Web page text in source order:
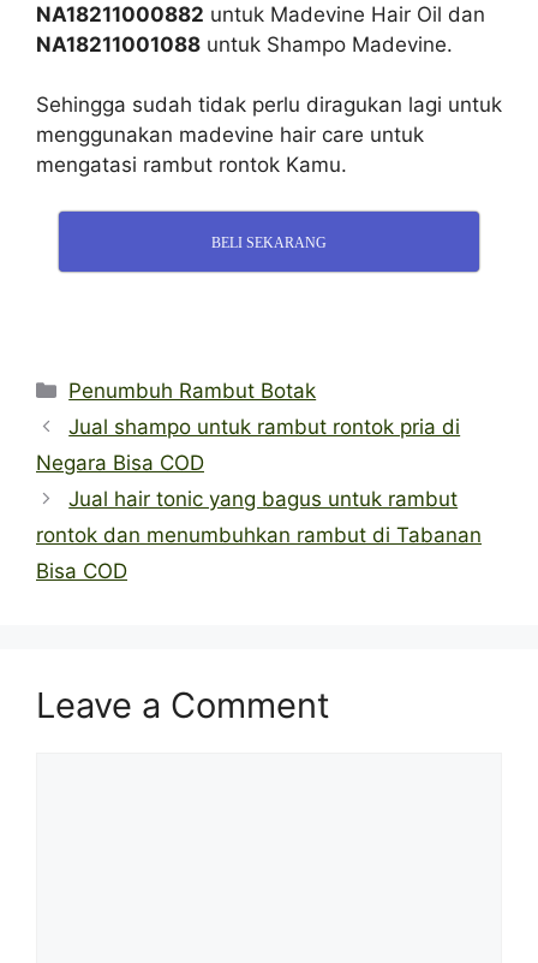
NA18211000882 untuk Madevine Hair Oil dan
NA18211001088 untuk Shampo Madevine.
Sehingga sudah tidak perlu diragukan lagi untuk
menggunakan madevine hair care untuk
mengatasi rambut rontok Kamu.
BELI SEKARANG
Categories
Penumbuh Rambut Botak
Jual shampo untuk rambut rontok pria di
Negara Bisa COD
Jual hair tonic yang bagus untuk rambut
rontok dan menumbuhkan rambut di Tabanan
Bisa COD
Leave a Comment